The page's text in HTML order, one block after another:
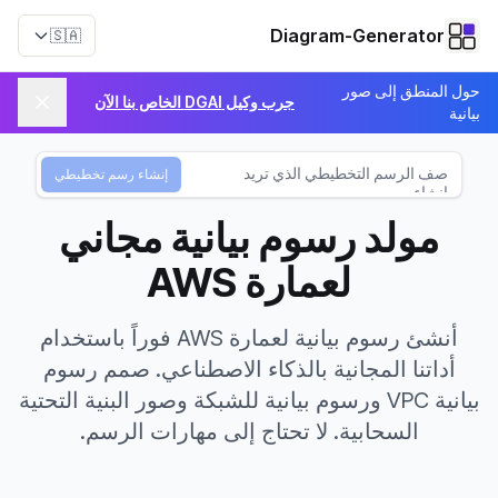
Diagram-Generator
🇸🇦
حول المنطق إلى صور
بيانية
جرب وكيل DGAI الخاص بنا الآن
إنشاء رسم تخطيطي
مولد رسوم بيانية مجاني
لعمارة AWS
أنشئ رسوم بيانية لعمارة AWS فوراً باستخدام
أداتنا المجانية بالذكاء الاصطناعي. صمم رسوم
بيانية VPC ورسوم بيانية للشبكة وصور البنية التحتية
السحابية. لا تحتاج إلى مهارات الرسم.